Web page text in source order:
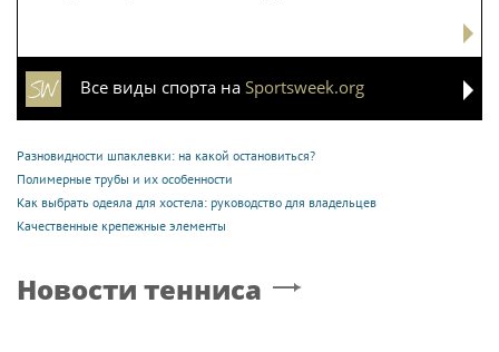
Все виды спорта на Sportsweek.org
Разновидности шпаклевки: на какой остановиться?
Полимерные трубы и их особенности
Как выбрать одеяла для хостела: руководство для владельцев
Качественные крепежные элементы
Новости тенниса